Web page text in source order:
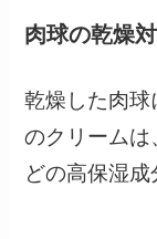
肉球の乾燥
乾燥した肉球
のクリームは
どの高保湿成